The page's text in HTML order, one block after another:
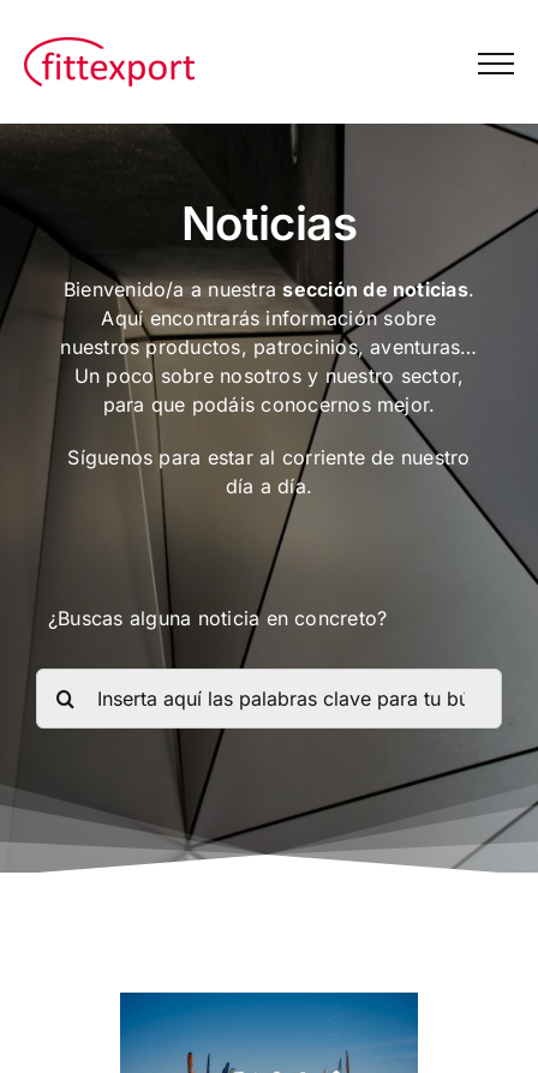
contenido
Noticias
Bienvenido/a a nuestrasección de noticias.
Aquí encontrarás información sobre
nuestros productos, patrocinios, aventuras…
Un poco sobre nosotros y nuestro sector,
para que podáis conocernos mejor.
Síguenos para estar al corriente de nuestro
día a día.
¿Buscas alguna noticia en concreto?